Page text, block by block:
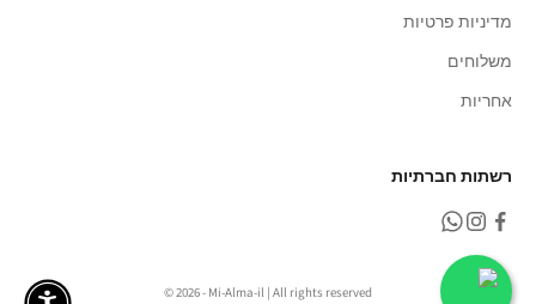
מדיניות פרטיות
משלוחים
אחריות
רשתות חברתיות
© 2026 - Mi-Alma-il | All rights reserved